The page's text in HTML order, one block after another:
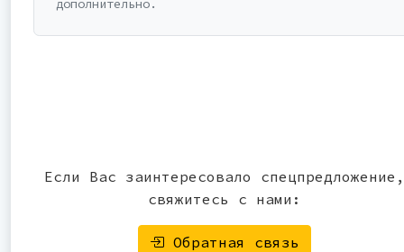
дополнительно.
Если Вас заинтересовало спецпредложение,
свяжитесь с нами:
Обратная связь